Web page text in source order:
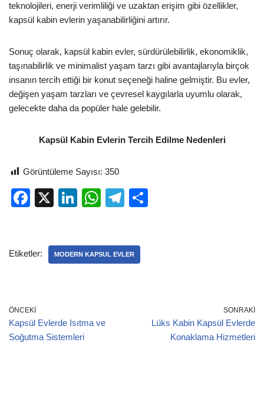
teknolojileri, enerji verimliliği ve uzaktan erişim gibi özellikler,
kapsül kabin evlerin yaşanabilirliğini artırır.
Sonuç olarak, kapsül kabin evler, sürdürülebilirlik, ekonomiklik,
taşınabilirlik ve minimalist yaşam tarzı gibi avantajlarıyla birçok
insanın tercih ettiği bir konut seçeneği haline gelmiştir. Bu evler,
değişen yaşam tarzları ve çevresel kaygılarla uyumlu olarak,
gelecekte daha da popüler hale gelebilir.
Kapsül Kabin Evlerin Tercih Edilme Nedenleri
Görüntüleme Sayısı: 350
F
e
o
k
X
Li
e
W
s
T
gr
Etiketler: MODERN KAPSUL EVLER
ÖNCEKI
Kapsül Evlerde Isıtma ve
Soğutma Sistemleri
SONRAKI
Lüks Kabin Kapsül Evlerde
Konaklama Hizmetleri